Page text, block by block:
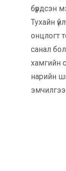
бүрдсэн
Тухайн
онцлогт
санал
хамгийн
нарийн
эмчилгээ